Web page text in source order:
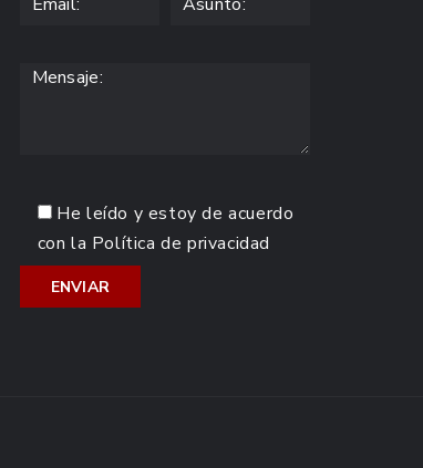
He leído y estoy de acuerdo
con la Política de privacidad